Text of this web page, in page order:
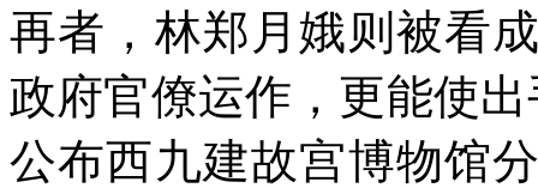
再者，林郑月娥则被看
政府官僚运作，更能使
公布西九建故宫博物馆